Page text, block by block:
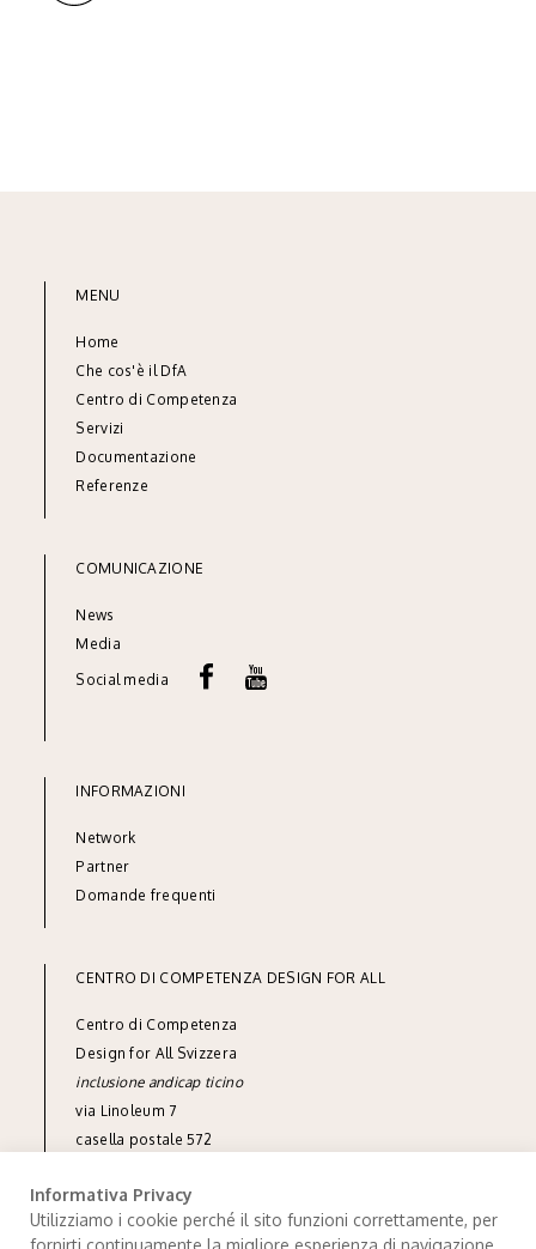
MENU
Home
Che cos'è il DfA
Centro di Competenza
Servizi
Documentazione
Referenze
COMUNICAZIONE
News
Media
Social media
INFORMAZIONI
Network
Partner
Domande frequenti
CENTRO DI COMPETENZA DESIGN FOR ALL
Centro di Competenza
Design for All Svizzera
inclusione andicap ticino
via Linoleum 7
casella postale 572
tel+41 91 850 90 90
info@designforall.ch
Informativa Privacy
Utilizziamo i cookie perché il sito funzioni correttamente, per
fornirti continuamente la migliore esperienza di navigazione